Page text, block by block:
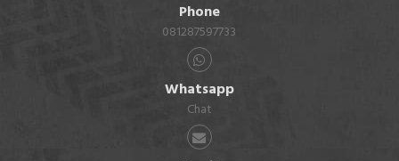
Phone
081287597733
Whatsapp
Chat